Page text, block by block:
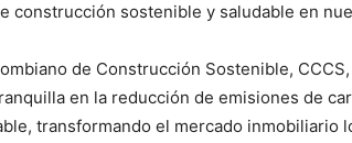
construcción sostenible y saludable en
de Construcción Sostenible,
en la reducción de emisiones de
transformando el mercado inmobiliario